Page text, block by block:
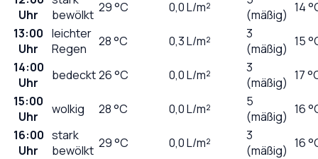
Uhr
bewölkt 29°C 0,0L/m²
(mäßig) 14
13:00
Uhr
leichter
Regen
28°C 0,3L/m²
3
(mäßig) 15
14:00
Uhr
bedeckt26°C 0,0L/m²
3
(mäßig) 17
15:00
Uhr
wolkig 28°C 0,0L/m²
5
(mäßig) 16
16:00
Uhr
stark
bewölkt 29°C 0,0L/m²
3
(mäßig) 16